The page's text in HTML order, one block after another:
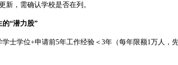
，需确认学校是否在列。
“潜力股”
学位+申请前5年工作经验＜3年（每年限额1万人，先